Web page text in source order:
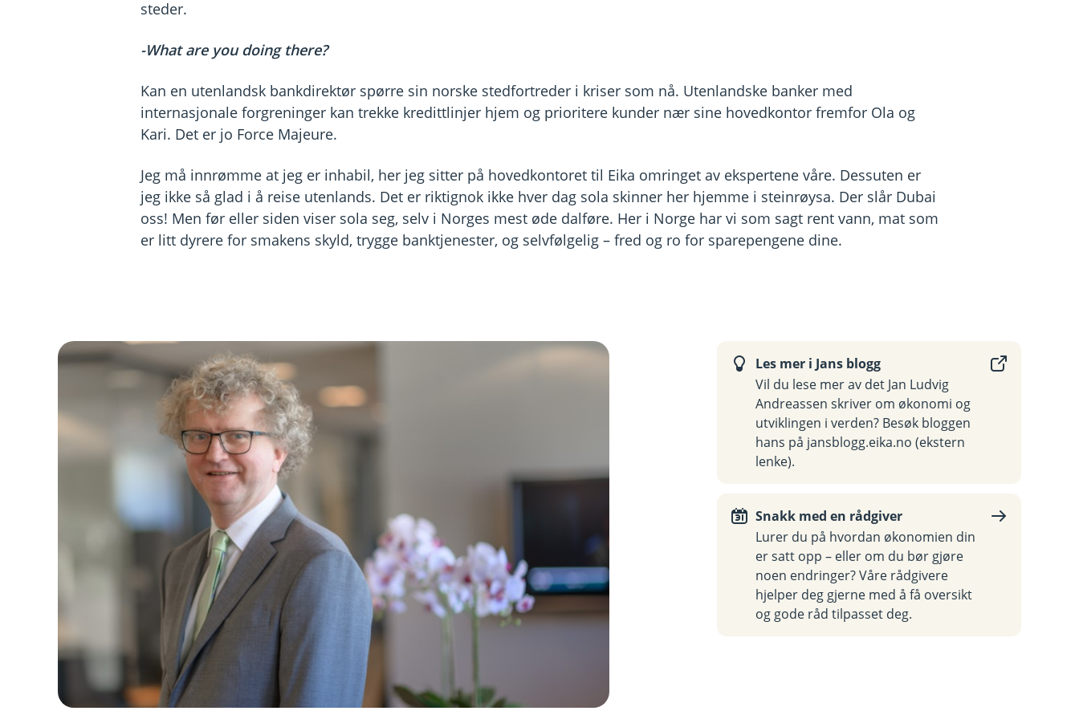
steder.
-What are you doing there?
Kan en utenlandsk bankdirektør spørre sin norske stedfortreder i kriser som nå. Utenlandske banker med
internasjonale forgreninger kan trekke kredittlinjer hjem og prioritere kunder nær sine hovedkontor fremfor Ola og
Kari. Det er jo Force Majeure.
Jeg må innrømme at jeg er inhabil, her jeg sitter på hovedkontoret til Eika omringet av ekspertene våre. Dessuten er
jeg ikke så glad i å reise utenlands. Det er riktignok ikke hver dag sola skinner her hjemme i steinrøysa. Der slår Dubai
oss! Men før eller siden viser sola seg, selv i Norges mest øde dalføre. Her i Norge har vi som sagt rent vann, mat som
er litt dyrere for smakens skyld, trygge banktjenester, og selvfølgelig – fred og ro for sparepengene dine.
Les mer i Jans blogg
Vil du lese mer av det Jan Ludvig
Andreassen skriver om økonomi og
utviklingen i verden? Besøk bloggen
hans på jansblogg.eika.no (ekstern
lenke).
Snakk med en rådgiver
Lurer du på hvordan økonomien din
er satt opp – eller om du bør gjøre
noen endringer? Våre rådgivere
hjelper deg gjerne med å få oversikt
og gode råd tilpasset deg.